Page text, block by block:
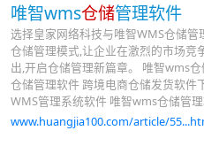
唯智wms仓储管理软件
选择皇家网络科技与唯智WMS仓储管
仓储管理模式,让企业在激烈的市场竞
出,开启仓储管理新篇章。 唯智wms
仓储管理软件 跨境电商仓储发货软件
WMS管理系统软件 唯智wms仓储管
www.huangjia100.com/article/